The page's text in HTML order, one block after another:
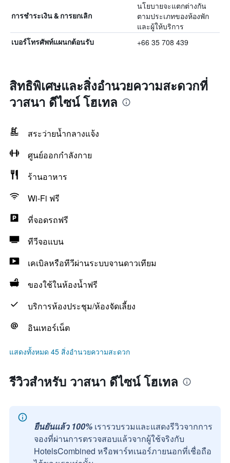
การชำระเงิน & การยกเลิก
นโยบายจะแตกต่างกัน
ตามประเภทของห้องพัก
และผู้ให้บริการ
เบอร์โทรศัพท์แผนกต้อนรับ +66 35 708 439
สิทธิพิเศษและสิ่งอำนวยความสะดวกที่
วาสนา ดีไซน์ โฮเทล
สระว่ายน้ำกลางแจ้ง
ศูนย์ออกกำลังกาย
ร้านอาหาร
Wi-Fi ฟรี
ที่จอดรถฟรี
ทีวีจอแบน
เคเบิลหรือทีวีผ่านระบบจานดาวเทียม
ของใช้ในห้องน้ำฟรี
บริการห้องประชุม/ห้องจัดเลี้ยง
อินเทอร์เน็ต
แสดงทั้งหมด 45 สิ่งอำนวยความสะดวก
รีวิวสำหรับ วาสนา ดีไซน์ โฮเทล
ยืนยันแล้ว 100% เรารวบรวมและแสดงรีวิวจากการ
จองที่ผ่านการตรวจสอบแล้วจากผู้ใช้จริงกับ
HotelsCombined หรือพาร์ทเนอร์ภายนอกที่เชื่อถือ